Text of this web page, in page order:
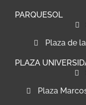
PARQUESOL
Plaza de
PLAZA
Plaza